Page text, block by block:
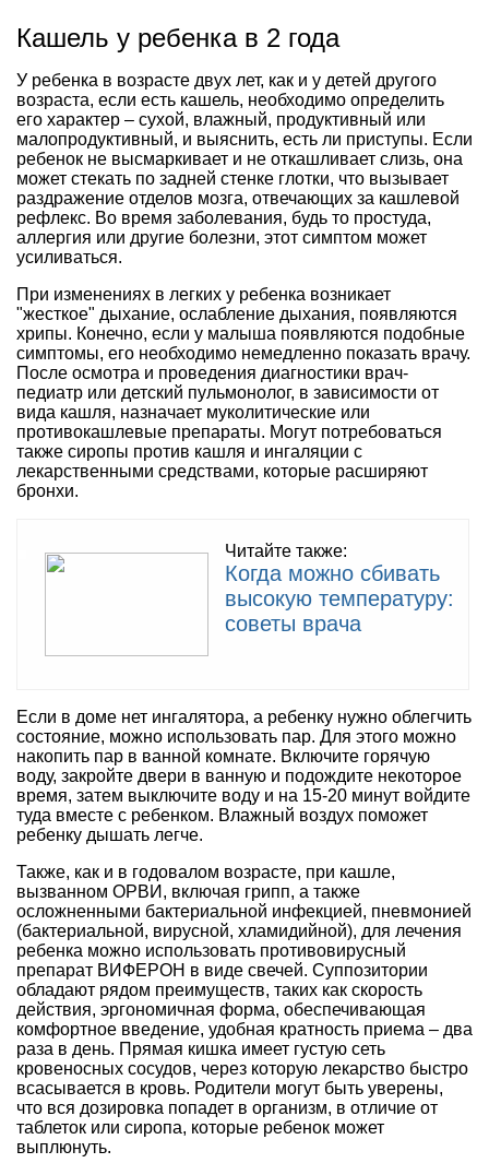
Кашель у ребенка в 2 года
У ребенка в возрасте двух лет, как и у детей другого
возраста, если есть кашель, необходимо определить
его характер – сухой, влажный, продуктивный или
малопродуктивный, и выяснить, есть ли приступы. Если
ребенок не высмаркивает и не откашливает слизь, она
может стекать по задней стенке глотки, что вызывает
раздражение отделов мозга, отвечающих за кашлевой
рефлекс. Во время заболевания, будь то простуда,
аллергия или другие болезни, этот симптом может
усиливаться.
При изменениях в легких у ребенка возникает
"жесткое" дыхание, ослабление дыхания, появляются
хрипы. Конечно, если у малыша появляются подобные
симптомы, его необходимо немедленно показать врачу.
После осмотра и проведения диагностики врач-
педиатр или детский пульмонолог, в зависимости от
вида кашля, назначает муколитические или
противокашлевые препараты. Могут потребоваться
также сиропы против кашля и ингаляции с
лекарственными средствами, которые расширяют
бронхи.
Читайте также:
Когда можно сбивать
высокую температуру:
советы врача
Если в доме нет ингалятора, а ребенку нужно облегчить
состояние, можно использовать пар. Для этого можно
накопить пар в ванной комнате. Включите горячую
воду, закройте двери в ванную и подождите некоторое
время, затем выключите воду и на 15-20 минут войдите
туда вместе с ребенком. Влажный воздух поможет
ребенку дышать легче.
Также, как и в годовалом возрасте, при кашле,
вызванном ОРВИ, включая грипп, а также
осложненными бактериальной инфекцией, пневмонией
(бактериальной, вирусной, хламидийной), для лечения
ребенка можно использовать противовирусный
препарат ВИФЕРОН в виде свечей. Суппозитории
обладают рядом преимуществ, таких как скорость
действия, эргономичная форма, обеспечивающая
комфортное введение, удобная кратность приема – два
раза в день. Прямая кишка имеет густую сеть
кровеносных сосудов, через которую лекарство быстро
всасывается в кровь. Родители могут быть уверены,
что вся дозировка попадет в организм, в отличие от
таблеток или сиропа, которые ребенок может
выплюнуть.